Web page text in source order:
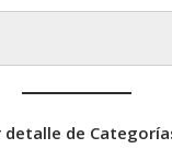
detalle de